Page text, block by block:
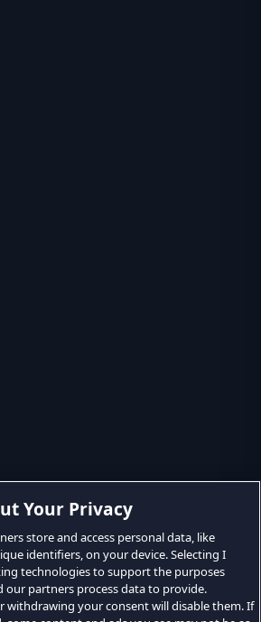
Your Privacy
store and access personal data, like
identifiers, on your device. Selecting I
technologies to support the purposes
our partners process data to provide.
withdrawing your consent will disable them. If